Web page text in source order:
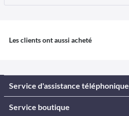
Les clients ont aussi acheté
Service d'assistance téléphonique
Service boutique